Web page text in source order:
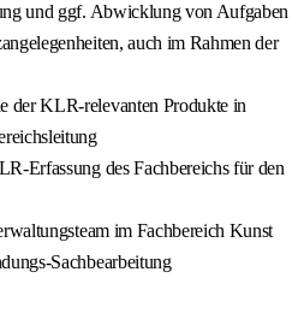
und ggf. Abwicklung von Aufgaben
auch im Rahmen der
der KLR-relevanten Produkte in
Erfassung des Fachbereichs für den
im Fachbereich Kunst
Sachbearbeitung